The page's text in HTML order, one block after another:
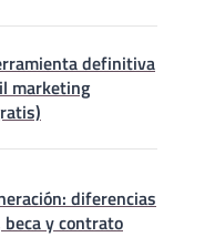
definitiva
marketing
diferencias
y contrato